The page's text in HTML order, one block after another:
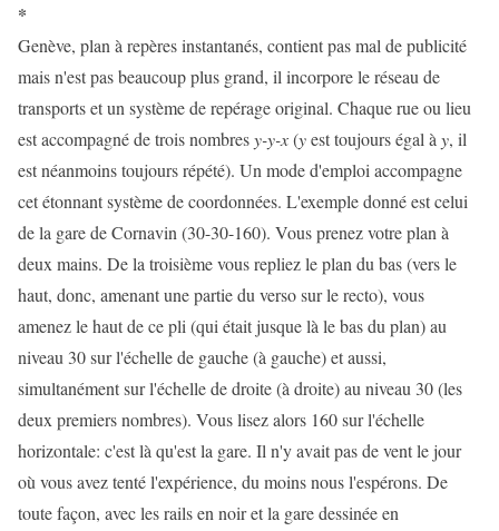
*
Genève, plan à repères instantanés, contient pas mal de publicité
mais n'est pas beaucoup plus grand, il incorpore le réseau de
transports et un système de repérage original. Chaque rue ou lieu
est accompagné de trois nombresy-y-x(yest toujours égal à y, il
est néanmoins toujours répété). Un mode d'emploi accompagne
cet étonnant système de coordonnées. L'exemple donné est celui
de la gare de Cornavin (30-30-160). Vous prenez votre plan à
deux mains. De la troisième vous repliez le plan du bas (vers le
haut, donc, amenant une partie du verso sur le recto), vous
amenez le haut de ce pli (qui était jusque là le bas du plan) au
niveau 30 sur l'échelle de gauche (à gauche) et aussi,
simultanément sur l'échelle de droite (à droite) au niveau 30 (les
deux premiers nombres). Vous lisez alors 160 sur l'échelle
horizontale: c'est là qu'est la gare. Il n'y avait pas de vent le jour
où vous avez tenté l'expérience, du moins nous l'espérons. De
toute façon, avec les rails en noir et la gare dessinée en